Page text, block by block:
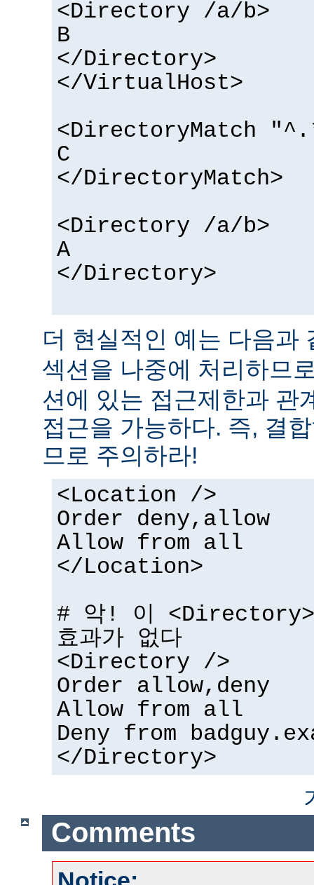
<Directory /a/b>
B
</Directory>
</VirtualHost>
<DirectoryMatch
C
</DirectoryMatch>
<Directory /a/b>
A
</Directory>
더 현실적인 예는 다음과
섹션을 나중에 처리하므
션에 있는 접근제한과 관
접근을 가능하다. 즉, 결
므로 주의하라!
<Location />
Order deny,allow
Allow from all
</Location>
# 악! 이 <Directory>
효과가 없다
<Directory />
Order allow,deny
Allow from all
Deny from
</Directory>
Comments